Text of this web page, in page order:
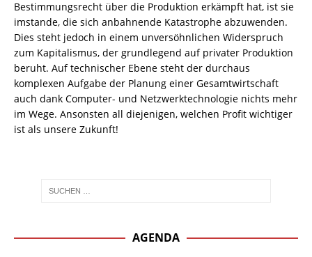
Bestimmungsrecht über die Produktion erkämpft hat, ist sie
imstande, die sich anbahnende Katastrophe abzuwenden.
Dies steht jedoch in einem unversöhnlichen Widerspruch
zum Kapitalismus, der grundlegend auf privater Produktion
beruht. Auf technischer Ebene steht der durchaus
komplexen Aufgabe der Planung einer Gesamtwirtschaft
auch dank Computer- und Netzwerktechnologie nichts mehr
im Wege. Ansonsten all diejenigen, welchen Profit wichtiger
ist als unsere Zukunft!
AGENDA